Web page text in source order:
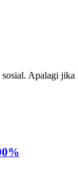
Apalagi